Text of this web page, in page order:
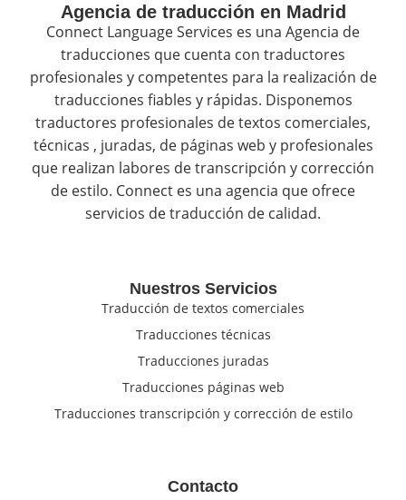
Agencia de traducción en Madrid
Connect Language Services es una Agencia de
traducciones que cuenta con traductores
profesionales y competentes para la realización de
traducciones fiables y rápidas. Disponemos
traductores profesionales de textos comerciales,
técnicas , juradas, de páginas web y profesionales
que realizan labores de transcripción y corrección
de estilo. Connect es una agencia que ofrece
servicios de traducción de calidad.
Nuestros Servicios
Traducción de textos comerciales
Traducciones técnicas
Traducciones juradas
Traducciones páginas web
Traducciones transcripción y corrección de estilo
Contacto